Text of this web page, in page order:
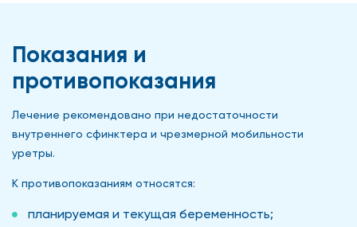
Показания и
противопоказания
Лечение рекомендовано при недостаточности
внутреннего сфинктера и чрезмерной мобильности
уретры.
К противопоказаниям относятся:
планируемая и текущая беременность;